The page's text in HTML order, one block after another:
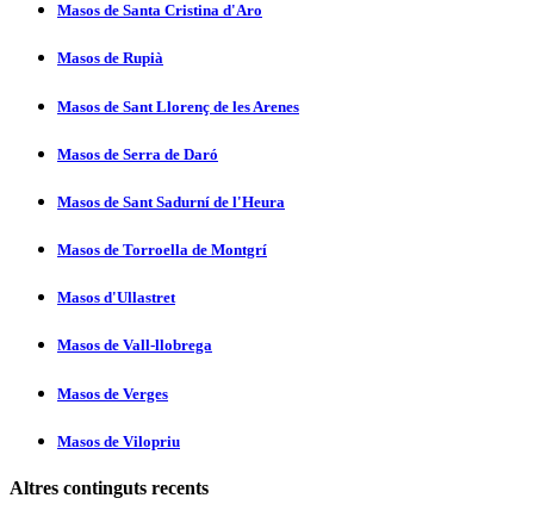
Masos de Santa Cristina d'Aro
Masos de Rupià
Masos de Sant Llorenç de les Arenes
Masos de Serra de Daró
Masos de Sant Sadurní­ de l'Heura
Masos de Torroella de Montgrí­
Masos d'Ullastret
Masos de Vall-llobrega
Masos de Verges
Masos de Vilopriu
Altres continguts recents